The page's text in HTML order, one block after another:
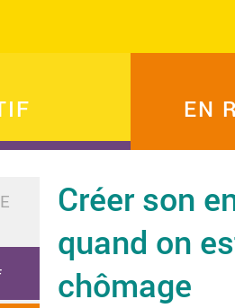
EN
Créer son
quand on
chômage